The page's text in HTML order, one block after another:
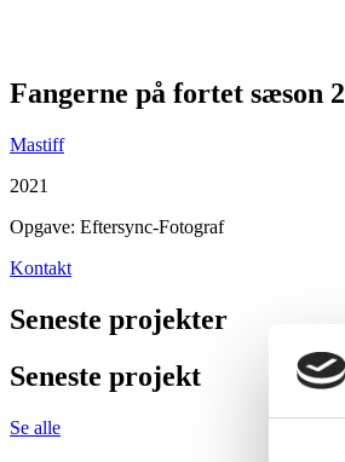
Fangerne på fortet sæson 2
Mastiff
2021
Opgave: Eftersync-Fotograf
Kontakt
Seneste projekter
Seneste projekt
Se alle